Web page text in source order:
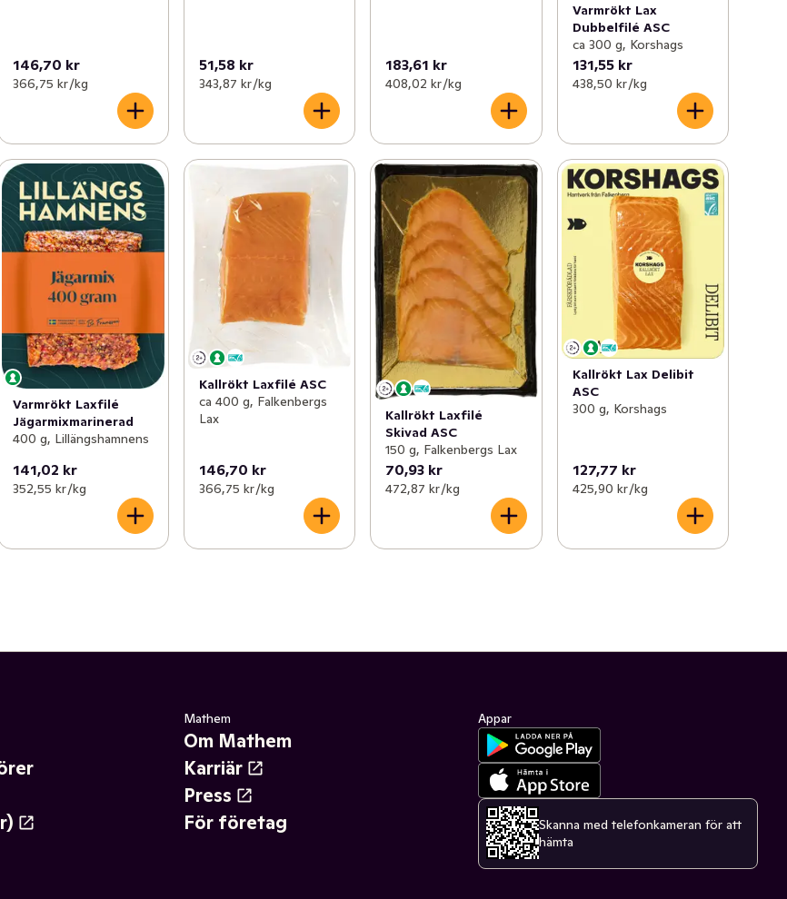
146,70 kr
366,75 kr /kg
51,58 kr
343,87 kr /kg
183,61 kr
408,02 kr /kg
Varmrökt Lax
Dubbelfilé ASC
ca 300 g, Korshags
131,55 kr
438,50 kr /kg
Varmrökt Laxfilé
Jägarmixmarinerad
400 g, Lillängshamnens
141,02 kr
352,55 kr /kg
Kallrökt Laxfilé ASC
ca 400 g, Falkenbergs
Lax
146,70 kr
366,75 kr /kg
Kallrökt Laxfilé
Skivad ASC
150 g, Falkenbergs Lax
70,93 kr
472,87 kr /kg
Kallrökt Lax Delibit
ASC
300 g, Korshags
127,77 kr
425,90 kr /kg
Mathem
Om Mathem
Karriär
Press
För företag
Appar
Skanna med telefonkameran för att
hämta